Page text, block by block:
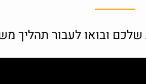
שלכם ובואו לעבור תהליך